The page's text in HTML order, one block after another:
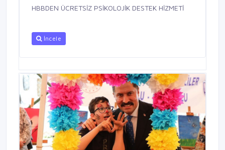
HBBDEN ÜCRETSİZ PSİKOLOJİK DESTEK HİZMETİ
İncele